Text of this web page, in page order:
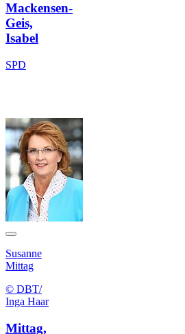
Mackensen-
Geis,
Isabel
SPD
Susanne
Mittag
© DBT/
Inga Haar
Mittag,